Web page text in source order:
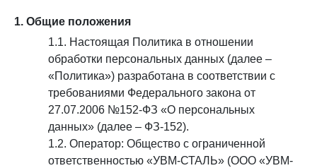
1. Общие положения
1.1. Настоящая Политика в отношении
обработки персональных данных (далее –
«Политика») разработана в соответствии с
требованиями Федерального закона от
27.07.2006 №152-ФЗ «О персональных
данных» (далее – ФЗ-152).
1.2. Оператор: Общество с ограниченной
ответственностью «УВМ-СТАЛЬ» (ООО «УВМ-